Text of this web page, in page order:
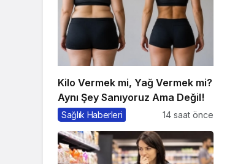
Kilo Vermek mi, Yağ Vermek mi?
Aynı Şey Sanıyoruz Ama Değil!
Sağlık Haberleri 14 saat önce